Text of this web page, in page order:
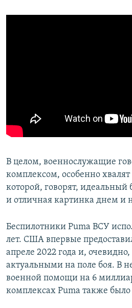
В целом, военнослужащие
комплексом, особенно
которой, говорят, идеальный
и отличная картинка днем и
Беспилотники Puma ВСУ
лет. США впервые
апреле 2022 года и, очевидно,
актуальными на поле боя. В
военной помощи на 6
комплексах Puma также было